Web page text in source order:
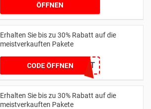
ÖFFNEN
Erhalten Sie bis zu 30% Rabatt auf die
meistverkauften Pakete
CODE ÖFFNEN
KEIN CODE BENÖTIGT
Erhalten Sie bis zu 30% Rabatt auf die
meistverkauften Pakete